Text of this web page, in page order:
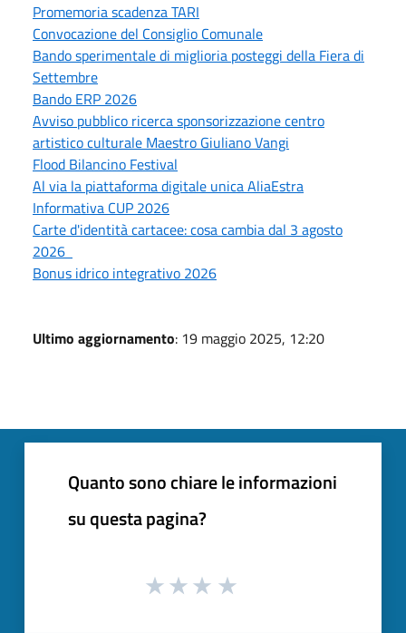
Promemoria scadenza TARI
Convocazione del Consiglio Comunale
Bando sperimentale di miglioria posteggi della Fiera di
Settembre
Bando ERP 2026
Avviso pubblico ricerca sponsorizzazione centro
artistico culturale Maestro Giuliano Vangi
Flood Bilancino Festival
Al via la piattaforma digitale unica AliaEstra
Informativa CUP 2026
Carte d'identità cartacee: cosa cambia dal 3 agosto
2026
Bonus idrico integrativo 2026
Ultimo aggiornamento: 19 maggio 2025, 12:20
Quanto sono chiare le informazioni
su questa pagina?